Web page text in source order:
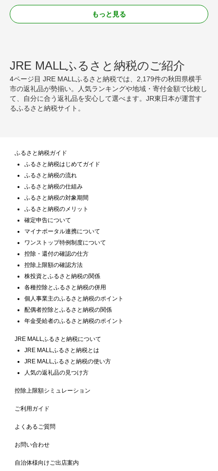
もっと見る
JRE MALLふるさと納税のご紹介
4ページ目 JRE MALLふるさと納税では、2,179件の秋田県横手
市の返礼品が勢揃い。人気ランキングや地域・寄付金額で比較し
て、自分に合う返礼品を安心して選べます。JR東日本が運営す
るふるさと納税サイト。
ふるさと納税ガイド
ふるさと納税はじめてガイド
ふるさと納税の流れ
ふるさと納税の仕組み
ふるさと納税の対象期間
ふるさと納税のメリット
確定申告について
マイナポータル連携について
ワンストップ特例制度について
控除・還付の確認の仕方
控除上限額の確認方法
株投資とふるさと納税の関係
各種控除とふるさと納税の併用
個人事業主のふるさと納税のポイント
配偶者控除とふるさと納税の関係
年金受給者のふるさと納税のポイント
JRE MALLふるさと納税について
JRE MALLふるさと納税とは
JRE MALLふるさと納税の使い方
人気の返礼品の見つけ方
控除上限額シミュレーション
ご利用ガイド
よくあるご質問
お問い合わせ
自治体様向けご出店案内